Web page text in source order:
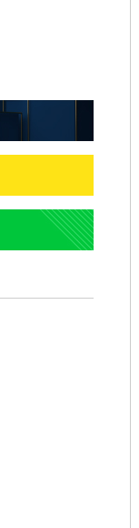
착에 친구들과 연락 끊어"
훈련 직접 해봤습니
튜버 '완벽 소화'
배우·국가대표 병행하더
노출 이용객 제한을" vs